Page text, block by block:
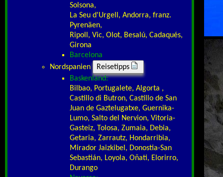
Solsona,
La Seu d'Urgell, Andorra, franz.
Pyrenäen,
Ripoll, Vic, Olot, Besalú, Cadaqués,
Girona
Barcelona
Nordspanien
Reisetipps
Baskenland:
Bilbao, Portugalete, Algorta ,
Castillo di Butron, Castillo de San
Juan de Gaztelugatxe, Guernika-
Lumo, Salto del Nervion, Vitoria-
Gasteiz, Tolosa, Zumaia, Debia,
Getaria, Zarrautz, Hondarribia,
Mirador Jaizkibel, Donostia-San
Sebastián, Loyola, Oñati, Elorirro,
Durango